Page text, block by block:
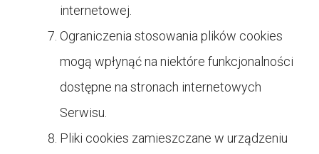
internetowej.
Ograniczenia stosowania plików cookies
mogą wpłynąć na niektóre funkcjonalności
dostępne na stronach internetowych
Serwisu.
Pliki cookies zamieszczane w urządzeniu